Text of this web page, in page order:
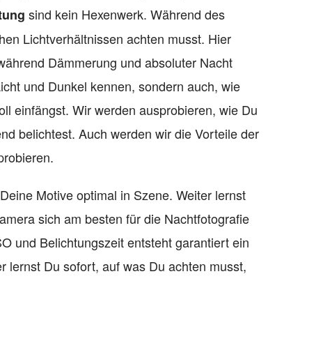
sind kein Hexenwerk. Während des
Lichtverhältnissen achten musst. Hier
Dämmerung und absoluter Nacht
und Dunkel kennen, sondern auch, wie
einfängst. Wir werden ausprobieren, wie Du
belichtest. Auch werden wir die Vorteile der
Motive optimal in Szene. Weiter lernst
sich am besten für die Nachtfotografie
und Belichtungszeit entsteht garantiert ein
lernst Du sofort, auf was Du achten musst,